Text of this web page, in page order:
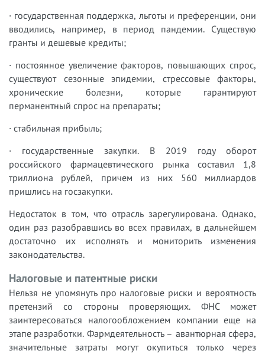
· государственная поддержка, льготы и преференции, они
вводились, например, в период пандемии. Существую
гранты и дешевые кредиты;
· постоянное увеличение факторов, повышающих спрос,
существуют сезонные эпидемии, стрессовые факторы,
хронические болезни, которые гарантируют
перманентный спрос на препараты;
· стабильная прибыль;
· государственные закупки. В 2019 году оборот
российского фармацевтического рынка составил 1,8
триллиона рублей, причем из них 560 миллиардов
пришлись на госзакупки.
Недостаток в том, что отрасль зарегулирована. Однако,
один раз разобравшись во всех правилах, в дальнейшем
достаточно их исполнять и мониторить изменения
законодательства.
Налоговые и патентные риски
Нельзя не упомянуть про налоговые риски и вероятность
претензий со стороны проверяющих. ФНС может
заинтересоваться налогообложением компании еще на
этапе разработки. Фармдеятельность – авантюрная сфера,
значительные затраты могут окупиться только через